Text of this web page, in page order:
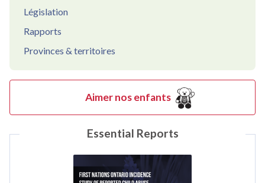
Législation
Rapports
Provinces & territoires
Aimer nos enfants
Essential Reports